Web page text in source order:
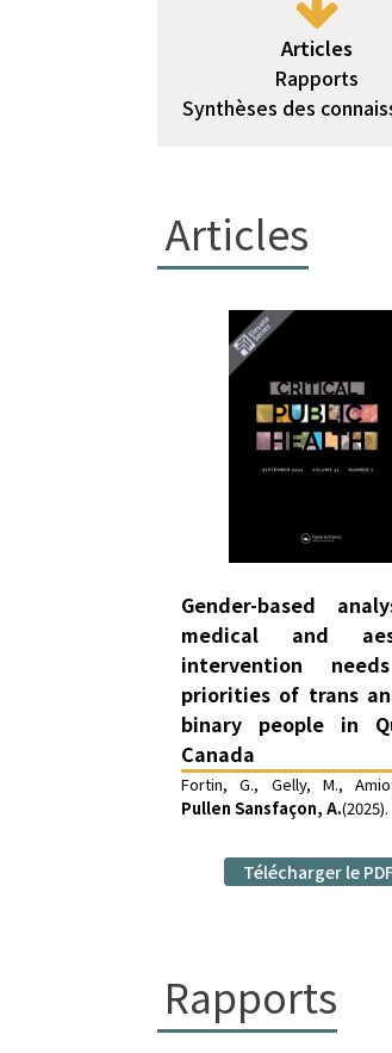
Articles
Rapports
Synthèses des
Articles
Gender-based
medical and
intervention
priorities of trans
binary people in
Canada
Fortin, G., Gelly, M.,
Pullen Sansfaçon, A.(2025).
Télécharger le
Rapports